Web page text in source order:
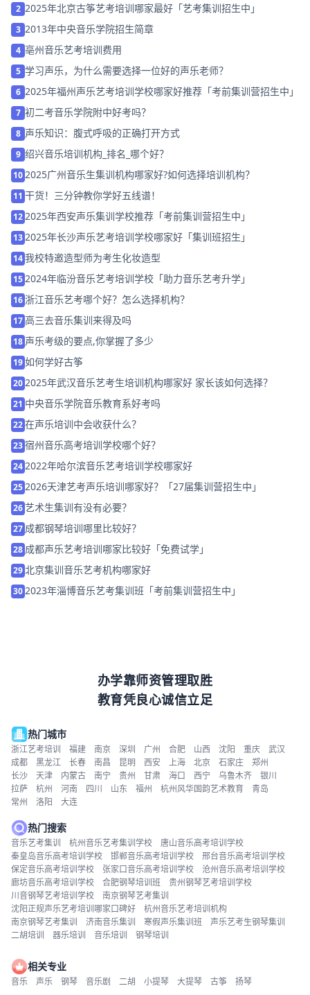
2 2025年北京古筝艺考培训哪家最好「艺考集训招生中」
3 2013年中央音乐学院招生简章
4 亳州音乐艺考培训费用
5 学习声乐，为什么需要选择一位好的声乐老师？
6 2025年福州声乐艺考培训学校哪家好推荐「考前集训营招生中」
7 初二考音乐学院附中好考吗？
8 声乐知识：腹式呼吸的正确打开方式
9 绍兴音乐培训机构_排名_哪个好？
10 2025广州音乐生集训机构哪家好?如何选择培训机构？
11 干货！三分钟教你学好五线谱！
12 2025年西安声乐集训学校推荐「考前集训营招生中」
13 2025年长沙声乐艺考培训学校哪家好「集训班招生」
14我校特邀造型师为考生化妆造型
15 2024年临汾音乐艺考培训学校「助力音乐艺考升学」
16浙江音乐艺考哪个好？怎么选择机构？
17高三去音乐集训来得及吗
18 声乐考级的要点,你掌握了多少
19如何学好古筝
20 2025年武汉音乐艺考生培训机构哪家好 家长该如何选择？
21 中央音乐学院音乐教育系好考吗
22在声乐培训中会收获什么？
23宿州音乐高考培训学校哪个好？
24 2022年哈尔滨音乐艺考培训学校哪家好
25 2026天津艺考声乐培训哪家好？「27届集训营招生中」
26艺术生集训有没有必要？
27 成都钢琴培训哪里比较好？
28 成都声乐艺考培训哪家比较好「免费试学」
29 北京集训音乐艺考机构哪家好
30 2023年淄博音乐艺考集训班「考前集训营招生中」
办学靠师资管理取胜
教育凭良心诚信立足
热门城市
浙江艺考培训 福建 南京 深圳 广州 合肥 山西 沈阳 重庆
武汉
成都
黑龙江 长春 南昌 昆明 西安 上海 北京 石家庄
郑州
长沙
天津 内蒙古 南宁 贵州 甘肃 海口 西宁 乌鲁木齐
银川
拉萨
杭州 河南 四川 山东 福州 杭州风华国韵艺术教育
青岛
常州
洛阳 大连
热门搜索
音乐艺考集训 杭州音乐艺考集训学校
唐山音乐高考培训学校
秦皇岛音乐高考培训学校
邯郸音乐高考培训学校
邢台音乐高考培训学校
保定音乐高考培训学校
张家口音乐高考培训学校
沧州音乐高考培训学校
廊坊音乐高考培训学校
合肥钢琴培训班
贵州钢琴艺考培训学校
川音钢琴艺考培训学校
南京钢琴艺考集训
沈阳正规声乐艺考培训哪家口碑好
杭州音乐艺考培训机构
南京钢琴艺考集训
济南音乐集训 寒假声乐集训班
声乐艺考生钢琴集训
二胡培训
器乐培训 音乐培训 钢琴培训
相关专业
音乐 声乐 钢琴 音乐剧 二胡 小提琴 大提琴 古筝 扬琴